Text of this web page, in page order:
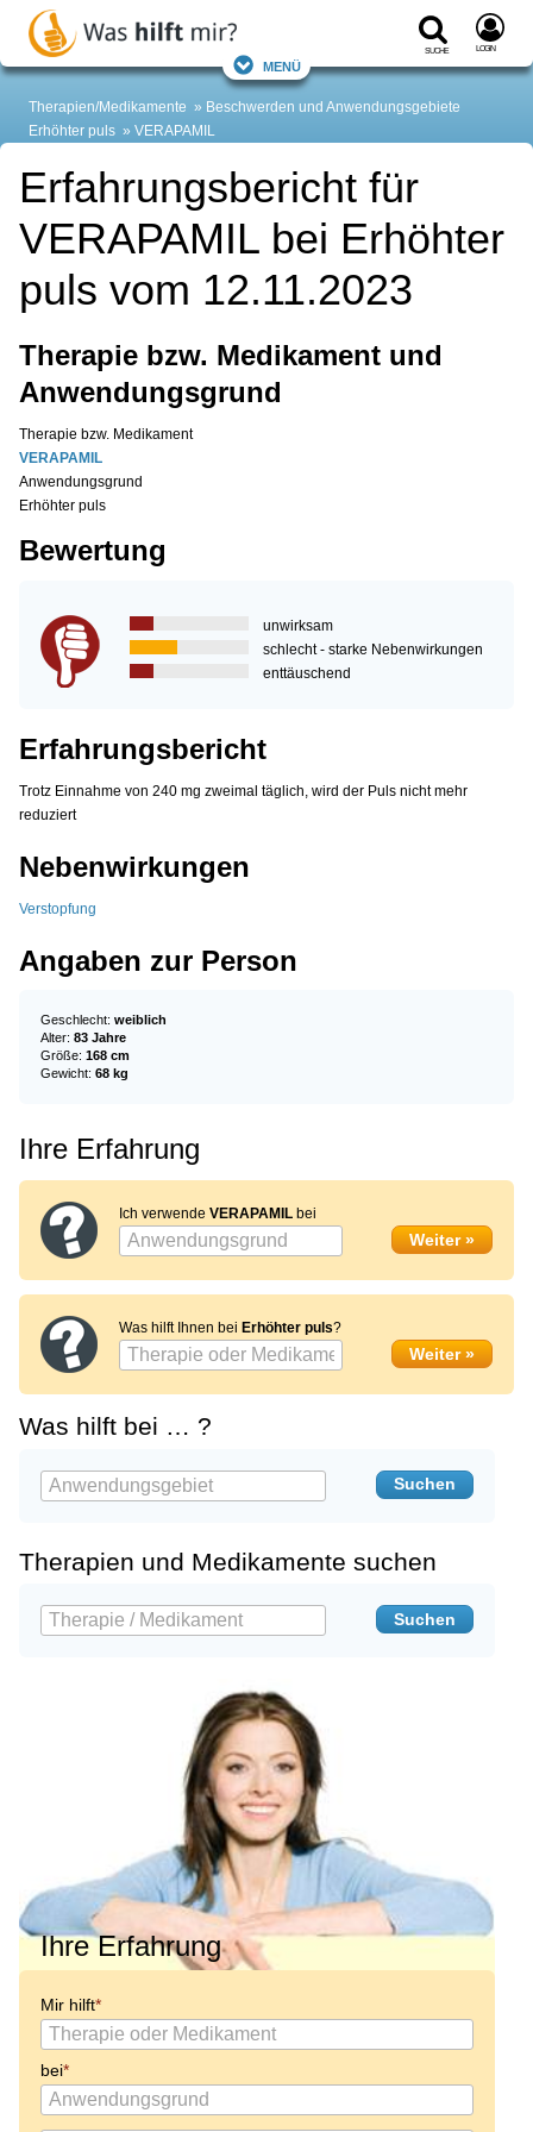
Suche Login
Menü
Therapien/Medikamente
Beschwerden und Anwendungsgebiete
Erhöhter puls
VERAPAMIL
Erfahrungsbericht für
VERAPAMIL bei Erhöhter
puls vom 12.11.2023
Therapie bzw. Medikament und
Anwendungsgrund
Therapie bzw. Medikament
VERAPAMIL
Anwendungsgrund
Erhöhter puls
Bewertung
unwirksam
schlecht - starke Nebenwirkungen
enttäuschend
Erfahrungsbericht
Trotz Einnahme von 240 mg zweimal täglich, wird der Puls nicht mehr
reduziert
Nebenwirkungen
Verstopfung
Angaben zur Person
Geschlecht: weiblich
Alter: 83 Jahre
Größe: 168 cm
Gewicht: 68 kg
Ihre Erfahrung
Ich verwende VERAPAMIL bei
Was hilft Ihnen bei Erhöhter puls?
Was hilft bei … ?
Therapien und Medikamente suchen
Ihre Erfahrung
Mir hilft
bei